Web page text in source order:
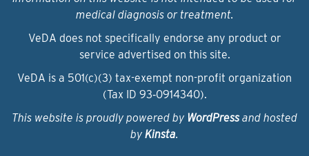
medical diagnosis or treatment.
VeDA does not specifically endorse any product or
service advertised on this site.
VeDA is a 501(c)(3) tax-exempt non-profit organization
(Tax ID 93‑0914340).
This website is proudly powered by WordPressand hosted
by Kinsta.